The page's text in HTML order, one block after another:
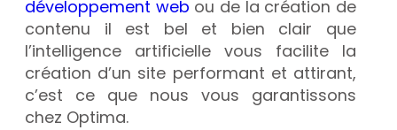
développement web ou de la création de
contenu il est bel et bien clair que
l’intelligence artificielle vous facilite la
création d’un site performant et attirant,
c’est ce que nous vous garantissons
chez Optima.